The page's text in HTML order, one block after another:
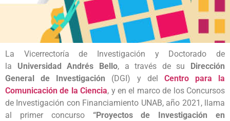
La Vicerrectoría de Investigación y Doctorado de
la Universidad Andrés Bello, a través de su
Dirección
General de Investigación (DGI) y del Centro para la
Comunicación de la Ciencia, y en el marco de los Concursos
de Investigación con Financiamiento UNAB, año 2021, llama
al primer concurso “Proyectos de Investigación en